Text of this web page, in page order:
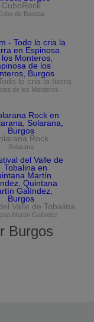
CuboRock
de Bureba
lo cria la tierra
de los Monteros
Rock
Solarana
Valle de Tobalina
Martín Galíndez
Burgos